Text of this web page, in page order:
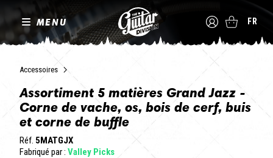
MENU FR
Accessoires
Assortiment 5 matières Grand Jazz -
Corne de vache, os, bois de cerf, buis
et corne de buffle
Réf. 5MATGJX
Fabriqué par : Valley Picks